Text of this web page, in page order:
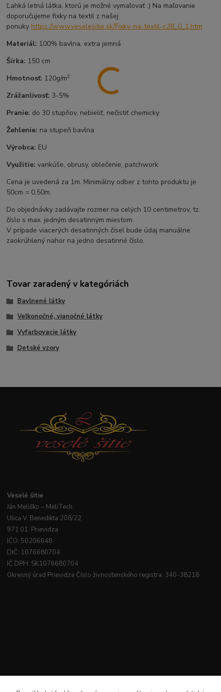
Ľahká letná látka, ktorú je možné vymaľovať :) Na maľovanie
doporučujeme fixky na textil z našej
ponuky https://www.veselesitie.sk/Fixky-na-textil-c28_0_1.htm
Materiál: 100% bavlna, extra jemná
Šírka: 150 cm
Hmotnosť: 120g/m2
Zrážanlivosť: 3-5%
Pranie: do 30 stupňov, nebieliť, nečistiť chemicky
Žehlenie: na stupeň bavlna
Výrobca: EU
Využitie: vankúše, obrusy, oblečenie, patchwork
Cena je uvedená za 1m. Minimálny odber z tohto produktu je
50cm = 0,50m.
Do objednávky zadávajte rozmer na celých 10 centimetrov, tz.
číslo s max. jedným desatinným miestom.
V prípade viacerých desatinných čísel bude údaj manuálne
zaokrúhlený nahor na jedno desatinné číslo.
Tovar zaradený v kategóriách
Bavlnené látky
Veľkonočné, vianočné látky
Vyfarbovacie látky
Detské vzory
Veselé šitie
Ján Meliško – MeliTech
Ulica V. Benedikta 208/22
971 01 Prievidza
IČO: 50206648
DIČ: 1076680704
IČ DPH: SK1076680704
Okresný úrad Prievidza Číslo živnostenského registra: 340-38218